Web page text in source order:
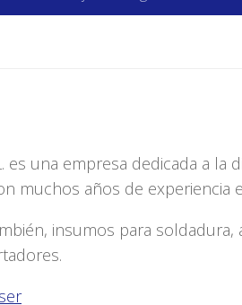
es una empresa dedicada a la
muchos años de experiencia
insumos para soldadura,